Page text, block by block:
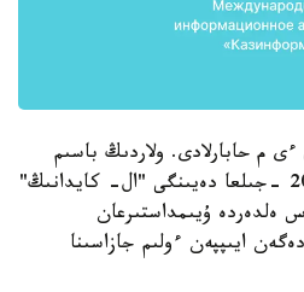
م حابارلادى. ولاردىڭ باسىم
بولىگى 2003 -جىلدان 2006 -جىلعا دەيىنگى "ال- كايدانىڭ"
ەلدەردە ۇيىمداستىرعان
ايىپپەن ءولىم جازاسىنا